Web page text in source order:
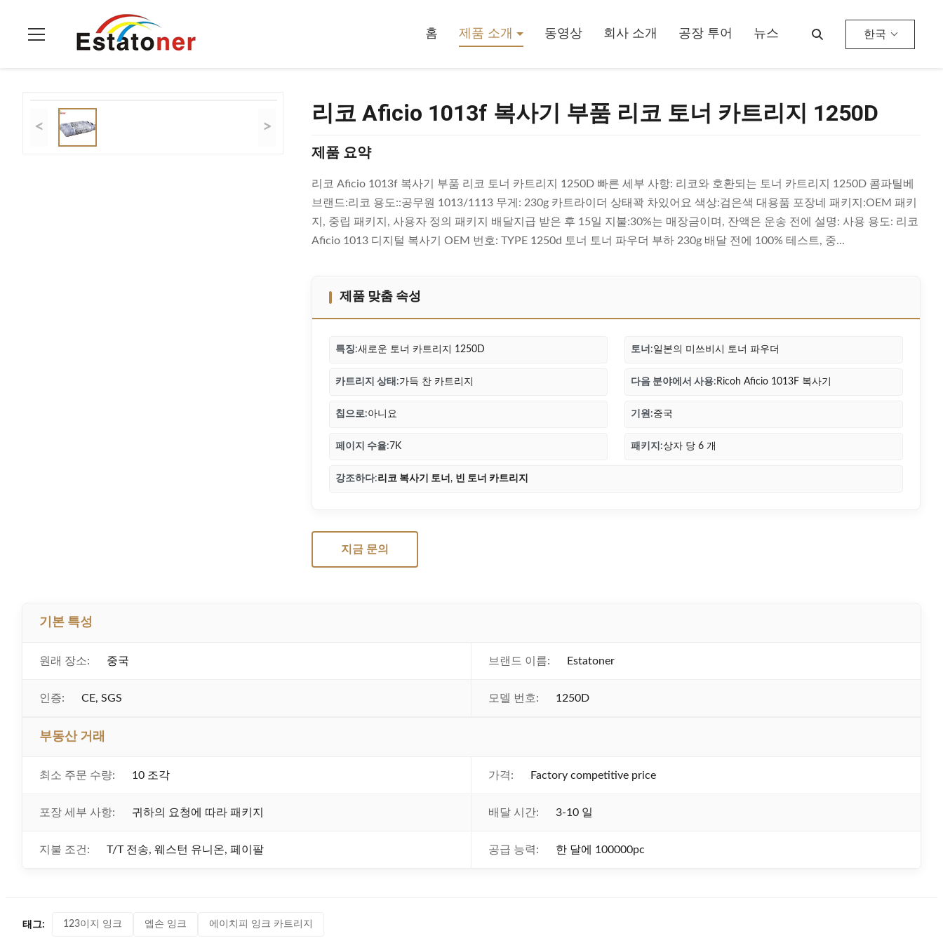
홈 제품 소개 동영상 회사 소개 공장 투어 뉴스 한국
리코 토너 카트리지
< >
리코 Aficio 1013f 복사기 부품 리코 토너 카트리지 1250D
제품 요약
리코 Aficio 1013f 복사기 부품 리코 토너 카트리지 1250D 빠른 세부 사항: 리코와 호환되는 토너 카트리지 1250D 콤파틸베
브랜드:리코 용도::공무원 1013/1113 무게: 230g 카트라이더 상태꽉 차있어요 색상:검은색 대용품 포장네 패키지:OEM 패키
지, 중립 패키지, 사용자 정의 패키지 배달지급 받은 후 15일 지불:30%는 매장금이며, 잔액은 운송 전에 설명: 사용 용도: 리코
Aficio 1013 디지털 복사기 OEM 번호: TYPE 1250d 토너 토너 파우더 부하 230g 배달 전에 100% 테스트, 중...
제품 맞춤 속성
특징:새로운 토너 카트리지 1250D 토너:일본의 미쓰비시 토너 파우더
카트리지 상태:가득 찬 카트리지 다음 분야에서 사용: Ricoh Aficio 1013F 복사기
칩으로:아니요 기원:중국
페이지 수율:7K 패키지:상자 당 6 개
강조하다:리코 복사기 토너 , 빈 토너 카트리지
지금 문의
기본 특성
원래 장소: 중국 브랜드 이름: Estatoner
인증: CE, SGS 모델 번호: 1250D
부동산 거래
최소 주문 수량: 10 조각 가격: Factory competitive price
포장 세부 사항: 귀하의 요청에 따라 패키지 배달 시간: 3-10 일
지불 조건: T/T 전송, 웨스턴 유니온, 페이팔 공급 능력: 한 달에 100000pc
태그: 123이지 잉크 엡손 잉크 에이치피 잉크 카트리지